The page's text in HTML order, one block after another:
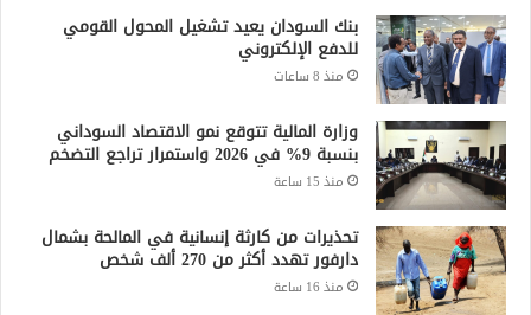
بنك السودان يعيد تشغيل المحول القومي
للدفع الإلكتروني
منذ 8 ساعات
وزارة المالية تتوقع نمو الاقتصاد السوداني
بنسبة 9% في 2026 واستمرار تراجع التضخم
منذ 15 ساعة
تحذيرات من كارثة إنسانية في المالحة بشمال
دارفور تهدد أكثر من 270 ألف شخص
منذ 16 ساعة